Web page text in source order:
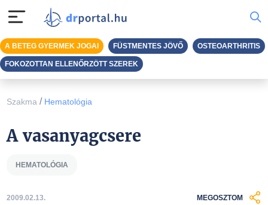
Szakma / Hematológia
A vasanyagcsere
HEMATOLÓGIA
2009.02.13.
MEGOSZTOM
A BETEG GYERMEK JOGAI FÜSTMENTES JÖVŐ OSTEOARTHRITIS
FOKOZOTTAN ELLENŐRZÖTT SZEREK